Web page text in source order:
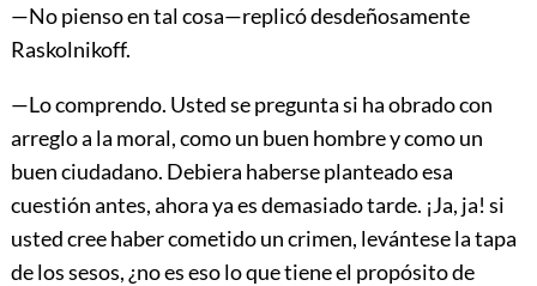
—No pienso en tal cosa—replicó desdeñosamente
Raskolnikoff.
—Lo comprendo. Usted se pregunta si ha obrado con
arreglo a la moral, como un buen hombre y como un
buen ciudadano. Debiera haberse planteado esa
cuestión antes, ahora ya es demasiado tarde. ¡Ja, ja! si
usted cree haber cometido un crimen, levántese la tapa
de los sesos, ¿no es eso lo que tiene el propósito de